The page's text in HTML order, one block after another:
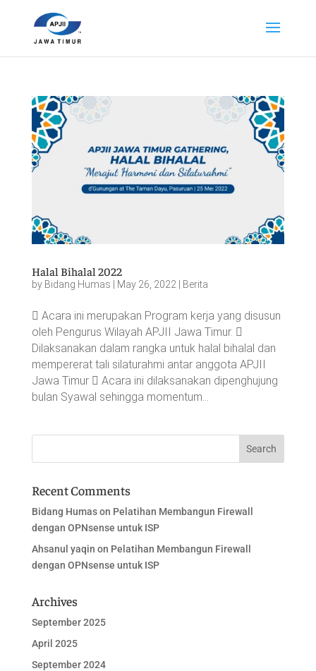
Halal Bihalal 2022
by Bidang Humas May 26, 2022 Berita
 Acara ini merupakan Program kerja yang disusun
oleh Pengurus Wilayah APJII Jawa Timur. 
Dilaksanakan dalam rangka untuk halal bihalal dan
mempererat tali silaturahmi antar anggota APJII
Jawa Timur  Acara ini dilaksanakan dipenghujung
bulan Syawal sehingga momentum...
Recent Comments
Bidang Humason Pelatihan Membangun Firewall
dengan OPNsense untuk ISP
Ahsanul yaqin on Pelatihan Membangun Firewall
dengan OPNsense untuk ISP
Archives
September 2025
April 2025
September 2024